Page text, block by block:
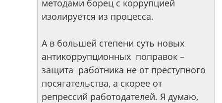
методами борец с коррупцией
изолируется из процесса.
А в большей степени суть новых
антикоррупционных поправок –
защита работника не от преступного
посягательства, а скорее от
репрессий работодателей. Я думаю,